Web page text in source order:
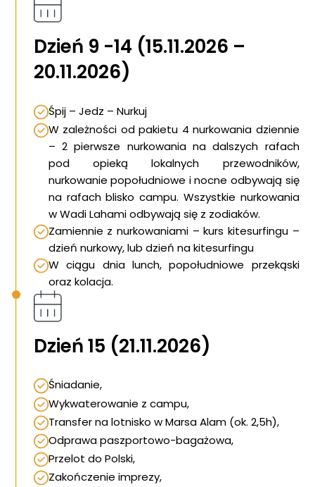
Dzień 9 -14 (15.11.2026 –
20.11.2026)
Śpij – Jedz – Nurkuj
W zależności od pakietu 4 nurkowania dziennie
– 2 pierwsze nurkowania na dalszych rafach
pod opieką lokalnych przewodników,
nurkowanie popołudniowe i nocne odbywają się
na rafach blisko campu. Wszystkie nurkowania
w Wadi Lahami odbywają się z zodiaków.
Zamiennie z nurkowaniami – kurs kitesurfingu –
dzień nurkowy, lub dzień na kitesurfingu
W ciągu dnia lunch, popołudniowe przekąski
oraz kolacja.
Dzień 15 (21.11.2026)
Śniadanie,
Wykwaterowanie z campu,
Transfer na lotnisko w Marsa Alam (ok. 2,5h),
Odprawa paszportowo-bagażowa,
Przelot do Polski,
Zakończenie imprezy,